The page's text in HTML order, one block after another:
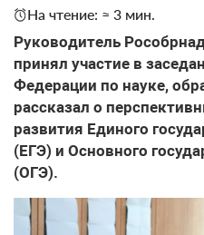
На чтение: ≈ 3 мин.
Руководитель
принял участие в
Федерации по науке,
рассказал о
развития Единого
(ЕГЭ) и Основного
(ОГЭ).